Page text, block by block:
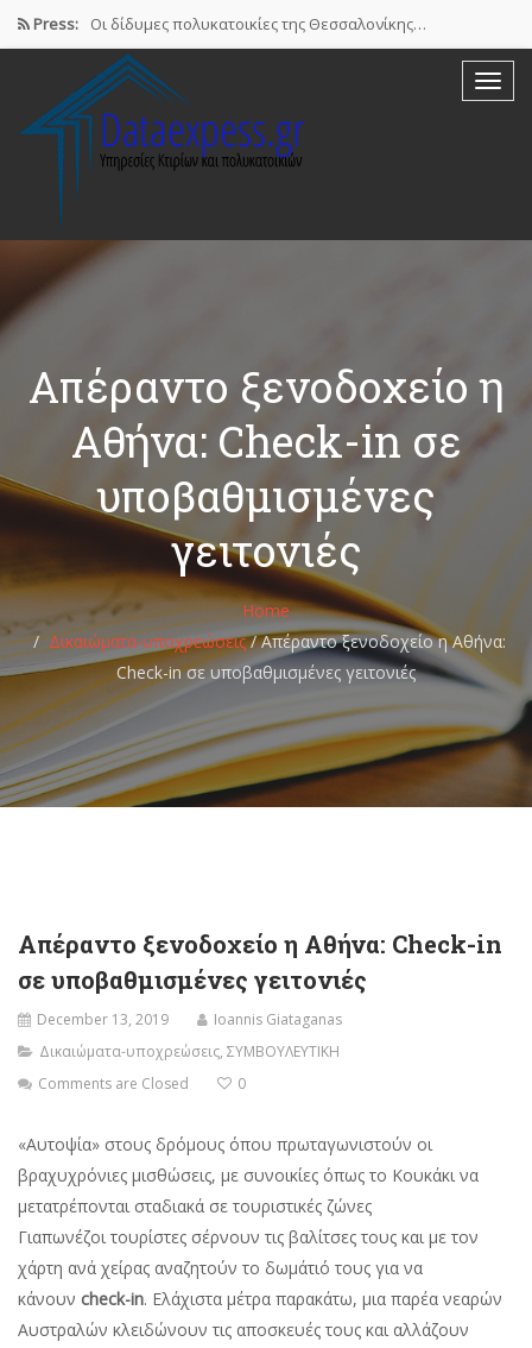
Press: Οι δίδυμες πολυκατοικίες της Θεσσαλονίκης…
Airbnb : Το οικονομικό φαινόμενο…
ΠΟΜΙΔΑ: Νόμιμες οι βραχυχρόνιες μισθώσεις…
Συστάσεις των γιατρών προς τους…
Απέραντο ξενοδοχείο η
Αθήνα: Check-in σε
υποβαθμισμένες
γειτονιές
Home
Δικαιώματα-υποχρεώσεις /Απέραντο ξενοδοχείο η Αθήνα:
Check-in σε υποβαθμισμένες γειτονιές
Απέραντο ξενοδοχείο η Αθήνα: Check-in
σε υποβαθμισμένες γειτονιές
December 13, 2019
Ioannis Giataganas
Δικαιώματα-υποχρεώσεις, ΣΥΜΒΟΥΛΕΥΤΙΚΗ
Comments are Closed
0
«Αυτοψία» στους δρόµους όπου πρωταγωνιστούν οι
βραχυχρόνιες µισθώσεις, µε συνοικίες όπως το Κουκάκι να
µετατρέπονται σταδιακά σε τουριστικές ζώνες
Γιαπωνέζοι τουρίστες σέρνουν τις βαλίτσες τους και µε τον
χάρτη ανά χείρας αναζητούν το δωµάτιό τους για να
κάνουν check-in. Ελάχιστα µέτρα παρακάτω, µια παρέα νεαρών
Αυστραλών κλειδώνουν τις αποσκευές τους και αλλάζουν